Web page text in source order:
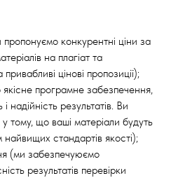
конкурентні ціни за
на плагіат та
цінові пропозиції);
програмне забезпечення,
надійність результатів. Ви
тому, що ваші матеріали будуть
найвищих стандартів якості);
(ми забезпечуюємо
результатів перевірки